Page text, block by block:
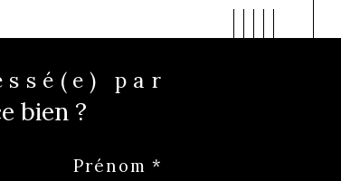
par
bien ?
Prénom *